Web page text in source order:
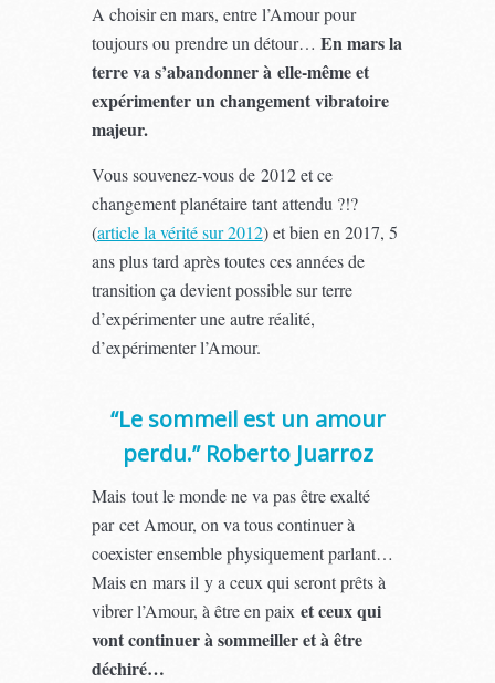
A choisir en mars, entre l’Amour pour
toujours ou prendre un détour… En mars la
terre va s’abandonner à elle-même et
expérimenter un changement vibratoire
majeur.
Vous souvenez-vous de 2012 et ce
changement planétaire tant attendu ?!?
(article la vérité sur 2012) et bien en 2017, 5
ans plus tard après toutes ces années de
transition ça devient possible sur terre
d’expérimenter une autre réalité,
d’expérimenter l’Amour.
“Le sommeil est un amour
perdu.” Roberto Juarroz
Mais tout le monde ne va pas être exalté
par cet Amour, on va tous continuer à
coexister ensemble physiquement parlant…
Mais en mars il y a ceux qui seront prêts à
vibrer l’Amour, à être en paix et ceux qui
vont continuer à sommeiller et à être
déchiré…